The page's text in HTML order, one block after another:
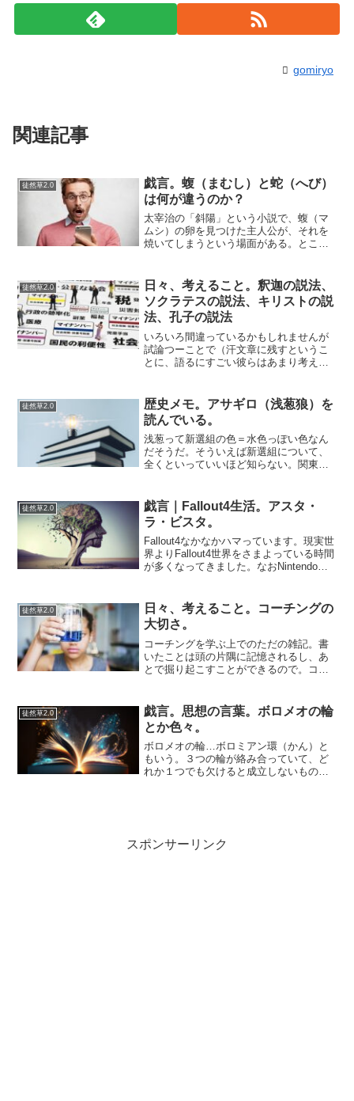
gomiryo
関連記事
徒然草2.0
戯言。蝮（まむし）と蛇（へび）
は何が違うのか？
太宰治の「斜陽」という小説で、蝮（マ
ムシ）の卵を見つけた主人公が、それを
焼いてしまうという場面がある。ところ
ちらも「ヘビじゃね？」という気がした
のだが、たぶん蝮（マムシ...
徒然草2.0
日々、考えること。釈迦の説法、
ソクラテスの説法、キリストの説
法、孔子の説法
いろいろ間違っているかもしれませんが
試論つーことで（汗文章に残すというこ
とに、語るにすごい彼らはあまり考えて
ス、キリスト、孔子、です。孔子につい
ては何か書物を書いたのか知...
徒然草2.0
歴史メモ。アサギロ（浅葱狼）を
読んでいる。
浅葱って新選組の色＝水色っぽい色なん
だそうだ。そういえば新選組について、
全くといっていいほど知らない。関東の
味でもそうだしひとりひとりの人生に焦
点を当てるというのが歴史...
徒然草2.0
戯言｜Fallout4生活。アスタ・
ラ・ビスタ。
Fallout4なかなかハマっています。現実世
界よりFallout4世界をさまよっている時間
が多くなってきました。なおNintendo
ザワイルドを購入...
徒然草2.0
日々、考えること。コーチングの
大切さ。
コーチングを学ぶ上でのただの雑記。書
いたことは頭の片隅に記憶されるし、あ
とで掘り起こすことができるので。コー
以上に3年ほど教えていて気がついたこと
がある。以前はプロ...
徒然草2.0
戯言。思想の言葉。ボロメオの輪
とか色々。
ボロメオの輪…ボロミアン環（かん）と
もいう。３つの輪が絡み合っていて、ど
れか１つでも欠けると成立しないものに
スポンサーリンク